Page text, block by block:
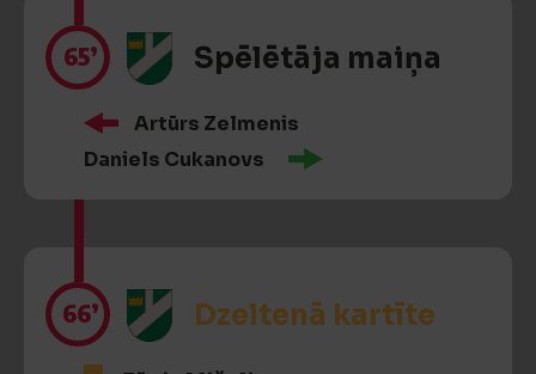
65’ Spēlētāja maiņa
Artūrs Zelmenis
Daniels Cukanovs
66’ Dzeltenā kartīte